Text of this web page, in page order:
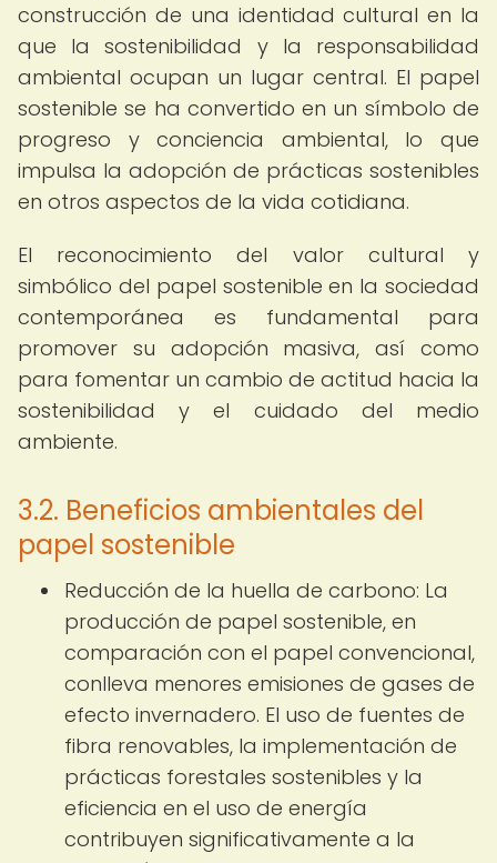
construcción de una identidad cultural en la
que la sostenibilidad y la responsabilidad
ambiental ocupan un lugar central. El papel
sostenible se ha convertido en un símbolo de
progreso y conciencia ambiental, lo que
impulsa la adopción de prácticas sostenibles
en otros aspectos de la vida cotidiana.
El reconocimiento del valor cultural y
simbólico del papel sostenible en la sociedad
contemporánea es fundamental para
promover su adopción masiva, así como
para fomentar un cambio de actitud hacia la
sostenibilidad y el cuidado del medio
ambiente.
3.2. Beneficios ambientales del
papel sostenible
Reducción de la huella de carbono: La
producción de papel sostenible, en
comparación con el papel convencional,
conlleva menores emisiones de gases de
efecto invernadero. El uso de fuentes de
fibra renovables, la implementación de
prácticas forestales sostenibles y la
eficiencia en el uso de energía
contribuyen significativamente a la